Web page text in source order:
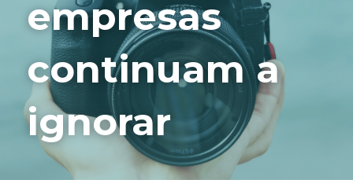
empresas
continuam a
ignorar